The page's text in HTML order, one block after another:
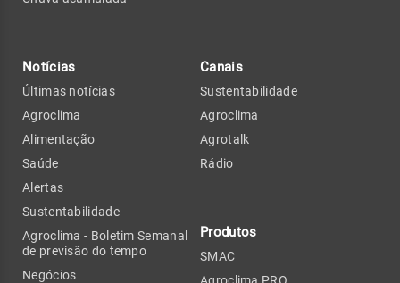
Notícias
Últimas notícias
Agroclima
Alimentação
Saúde
Alertas
Sustentabilidade
Agroclima - Boletim Semanal
de previsão do tempo
Negócios
Canais
Sustentabilidade
Agroclima
Agrotalk
Rádio
Produtos
SMAC
Agroclima PRO